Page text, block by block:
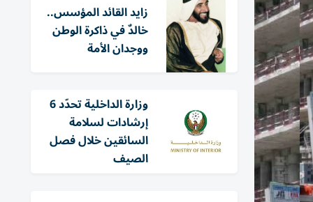
زايد القائد المؤسس..
خالدٌ في ذاكرة الوطن
ووجدان الأمة
وزارة الداخلية تحدّد 6
إرشادات لسلامة
السائقين خلال فصل
الصيف